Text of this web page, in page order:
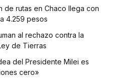
de rutas en Chaco llega con
4.259 pesos
al rechazo contra la
de Tierras
del Presidente Milei es
cero»